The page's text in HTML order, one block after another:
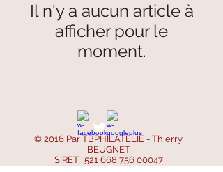
Il n'y a aucun article à
afficher pour le
moment.
© 2016 Par TBPHILATELIE - Thierry
BEUGNET
SIRET : 521 668 756 00047